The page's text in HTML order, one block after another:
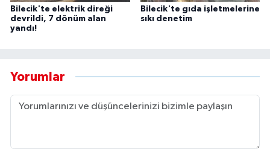
Bilecik'te elektrik direği
devrildi, 7 dönüm alan
yandı!
Bilecik'te gıda işletmelerine
sıkı denetim
Yorumlar